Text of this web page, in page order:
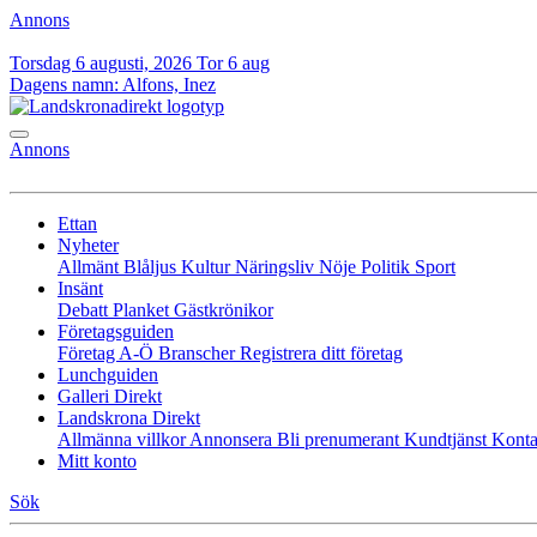
Annons
Torsdag 6 augusti, 2026 Tor 6 aug
Dagens namn: Alfons, Inez
Annons
Ettan
Nyheter
Allmänt Blåljus KulturNäringsliv Nöje Politik Sport
Insänt
Debatt Planket Gästkrönikor
Företagsguiden
Företag A-Ö BranscherRegistrera ditt företag
Lunchguiden
Galleri Direkt
Landskrona Direkt
Allmänna villkorAnnonsera Bli prenumerant Kundtjänst
Mitt konto
Sök